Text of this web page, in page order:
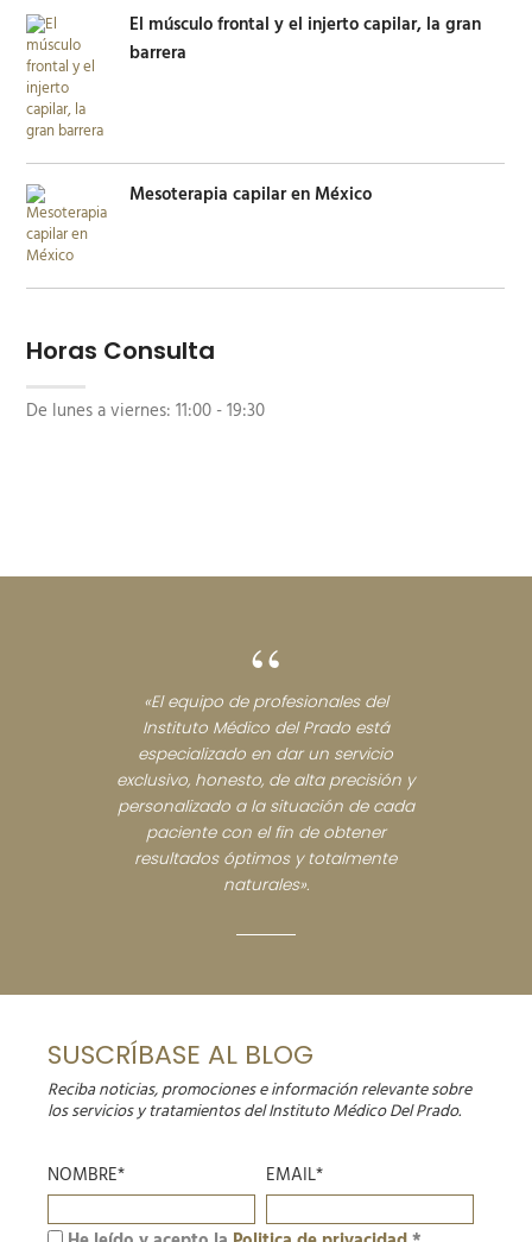
El músculo frontal y el injerto capilar, la gran
barrera
Mesoterapia capilar en México
Horas Consulta
De lunes a viernes: 11:00 - 19:30
“
«El equipo de profesionales del
Instituto Médico del Prado está
especializado en dar un servicio
exclusivo, honesto, de alta precisión y
personalizado a la situación de cada
paciente con el fin de obtener
resultados óptimos y totalmente
naturales».
SUSCRÍBASE AL BLOG
Reciba noticias, promociones e información relevante sobre
los servicios y tratamientos del Instituto Médico Del Prado.
NOMBRE* EMAIL*